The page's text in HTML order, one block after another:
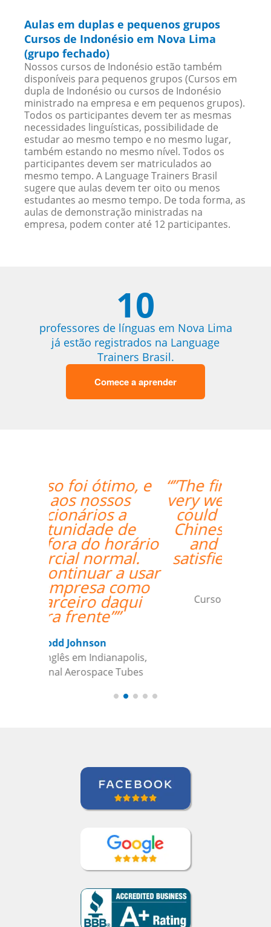
Aulas em duplas e pequenos grupos
Cursos de Indonésio em Nova Lima
(grupo fechado)
Nossos cursos de Indonésio estão também
disponíveis para pequenos grupos (Cursos em
dupla de Indonésio ou cursos de Indonésio
ministrado na empresa e em pequenos grupos).
Todos os participantes devem ter as mesmas
necessidades linguísticas, possibilidade de
estudar ao mesmo tempo e no mesmo lugar,
também estando no mesmo nível. Todos os
participantes devem ser matriculados ao
mesmo tempo. A Language Trainers Brasil
sugere que aulas devem ter oito ou menos
estudantes ao mesmo tempo. De toda forma, as
aulas de demonstração ministradas na
empresa, podem conter até 12 participantes.
10
professores de línguas em Nova Lima
já estão registrados na Language
Trainers Brasil.
Comece a aprender
“”The first lesson went
very well! Prof. Carlos
could teach both in
Chinese and English
and we're quite
satisfied with that. ””
Ziyi Pan
Curso de em São Paulo